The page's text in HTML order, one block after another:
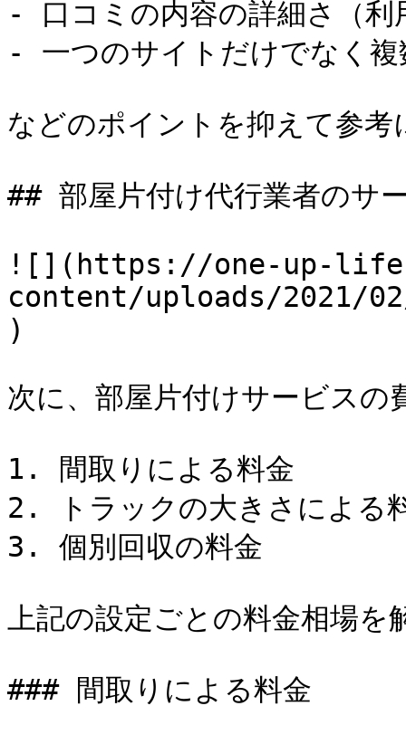
- 口コミの内容の詳細さ（利
- 一つのサイトだけでなく
などのポイントを抑えて参
## 部屋片付け代行業者のサ
![](https://one-up-
content/uploads/2021/02/
)
次に、部屋片付けサービス
1. 間取りによる料金
2. トラックの大きさによる
3. 個別回収の料金
上記の設定ごとの料金相場
### 間取りによる料金